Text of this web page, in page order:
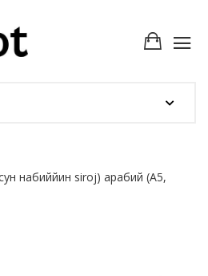
набиййин siroj) арабий (А5,